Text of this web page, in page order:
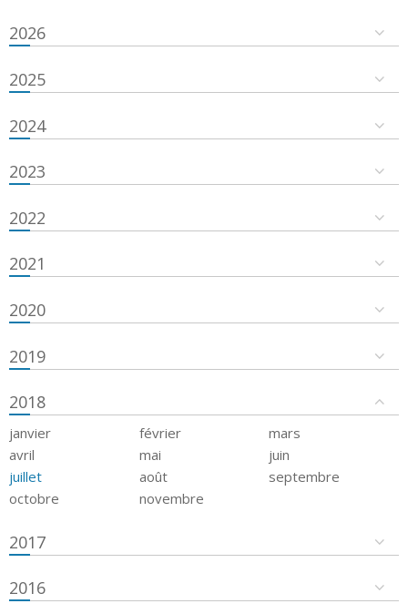
2026
2025
2024
2023
2022
2021
2020
2019
2018
janvier février
mars
avril
mai
juin
juillet
août
septembre
octobre
novembre
2017
2016